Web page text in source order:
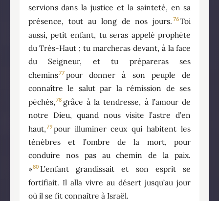
servions dans la justice et la sainteté, en sa
présence, tout au long de nos jours. 76Toi
aussi, petit enfant, tu seras appelé prophète
du Très-Haut ; tu marcheras devant, à la face
du Seigneur, et tu prépareras ses
chemins77 pour donner à son peuple de
connaître le salut par la rémission de ses
péchés,78 grâce à la tendresse, à l’amour de
notre Dieu, quand nous visite l’astre d’en
haut,79 pour illuminer ceux qui habitent les
ténèbres et l’ombre de la mort, pour
conduire nos pas au chemin de la paix.
»80 L’enfant grandissait et son esprit se
fortifiait. Il alla vivre au désert jusqu’au jour
où il se fit connaître à Israël.